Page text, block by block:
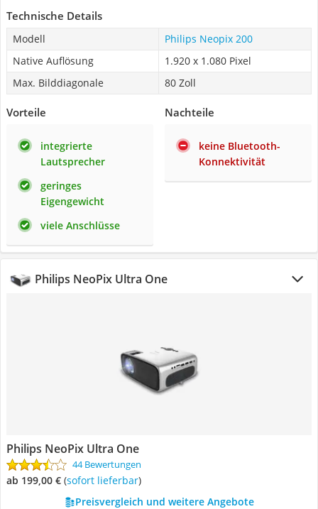
Technische Details
Modell
Philips Neopix 200
Native Auflösung
1.920 x 1.080 Pixel
Max. Bilddiagonale
80 Zoll
Vorteile
integrierte
Lautsprecher
geringes
Eigengewicht
viele Anschlüsse
Nachteile
keine Bluetooth-
Konnektivität
Philips NeoPix Ultra One
Philips NeoPix Ultra One
44 Bewertungen
ab 199,00 € ( Sofort lieferbar)
Preisvergleich und weitere Angebote